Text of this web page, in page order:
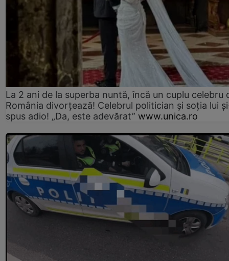
La 2 ani de la superba nuntă, încă un cuplu celebru
România divorțează! Celebrul politician și soția lui
spus adio! „Da, este adevărat” www.unica.ro